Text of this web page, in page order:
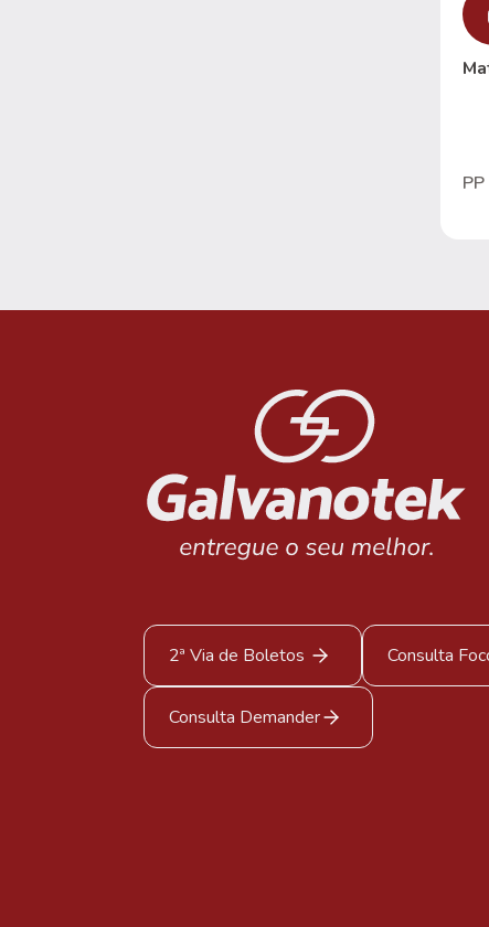
PP
2ª Via de Boletos Consulta
Consulta Demander